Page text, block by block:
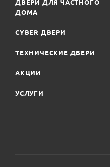
ДВЕРИ ДЛЯ ЧАСТНОГО
ДОМА
CYBER ДВЕРИ
ТЕХНИЧЕСКИЕ ДВЕРИ
АКЦИИ
УСЛУГИ